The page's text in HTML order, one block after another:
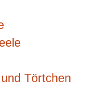
Törtchen